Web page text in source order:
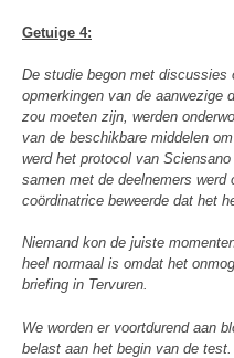
Getuige 4:
De studie begon met discussies
opmerkingen van de aanwezige
zou moeten zijn, werden
van de beschikbare middelen
werd het protocol van
samen met de deelnemers werd
coördinatrice beweerde dat het
Niemand kon de juiste
heel normaal is omdat het
briefing in Tervuren.
We worden er voortdurend aan
belast aan het begin van de test.